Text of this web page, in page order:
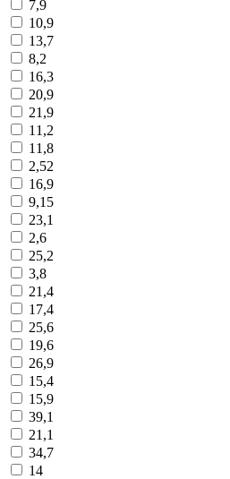
7,9
10,9
13,7
8,2
16,3
20,9
21,9
11,2
11,8
2,52
16,9
9,15
23,1
2,6
25,2
3,8
21,4
17,4
25,6
19,6
26,9
15,4
15,9
39,1
21,1
34,7
14